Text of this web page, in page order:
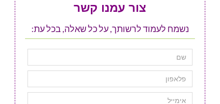
צור עמנו קשר
נשמח לעמוד לרשותך, על כל שאלה, בכל עת: